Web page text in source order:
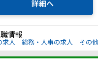
詳細へ
情報
求人 総務・人事の求人 その